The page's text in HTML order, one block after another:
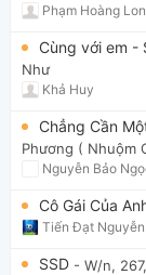
Tắt quảng
Phạm Hoàng
Cùng với em -
Như
Khả Huy
Chẳng Cần
Phương ( Nhuộm
Nguyễn Bảo
Cô Gái Của
Tiến Đạt Nguyễn
SSD - W/n,